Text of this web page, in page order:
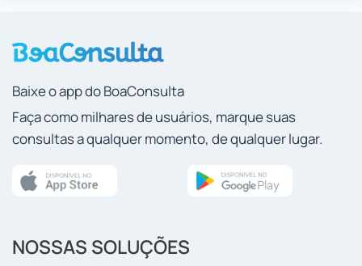
Baixe o app do BoaConsulta
Faça como milhares de usuários, marque suas
consultas a qualquer momento, de qualquer lugar.
NOSSAS SOLUÇÕES